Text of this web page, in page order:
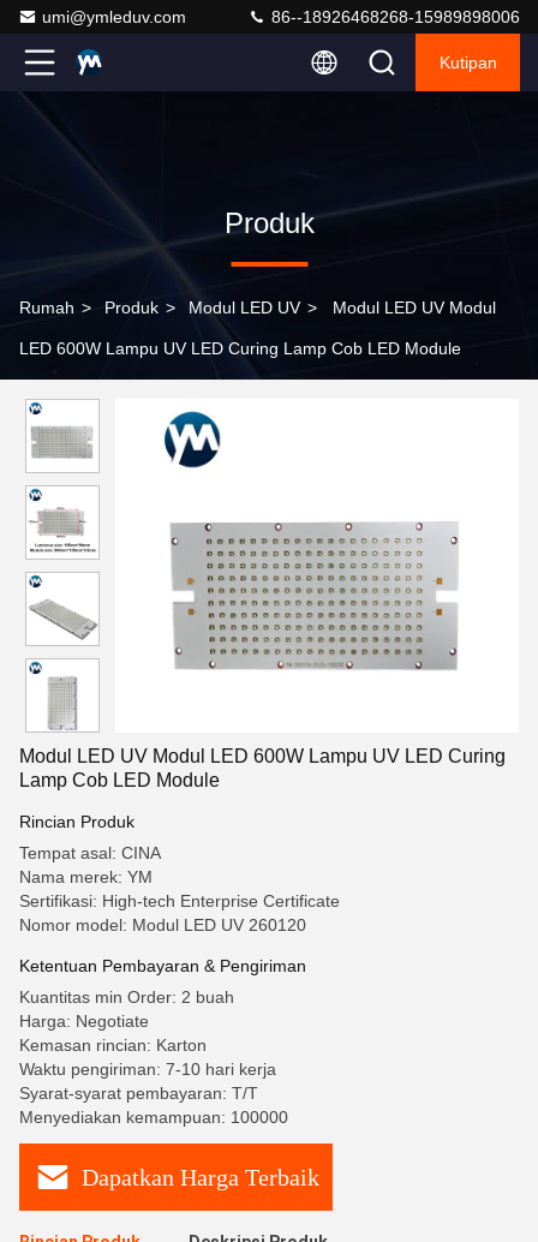
umi@ymleduv.com 86--18926468268-15989898006
Kutipan
Produk
Rumah > Produk > Modul LED UV > Modul LED UV Modul
LED 600W Lampu UV LED Curing Lamp Cob LED Module
Modul LED UV Modul LED 600W Lampu UV LED Curing
Lamp Cob LED Module
Rincian Produk
Tempat asal: CINA
Nama merek: YM
Sertifikasi: High-tech Enterprise Certificate
Nomor model: Modul LED UV 260120
Ketentuan Pembayaran & Pengiriman
Kuantitas min Order: 2 buah
Harga: Negotiate
Kemasan rincian: Karton
Waktu pengiriman: 7-10 hari kerja
Syarat-syarat pembayaran: T/T
Menyediakan kemampuan: 100000
Dapatkan Harga Terbaik